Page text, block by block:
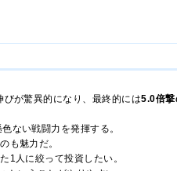
が驚異的になり、最終的には5.0倍撃
ない戦闘力を発揮する。
も魅力だ。
1人に絞って投資したい。